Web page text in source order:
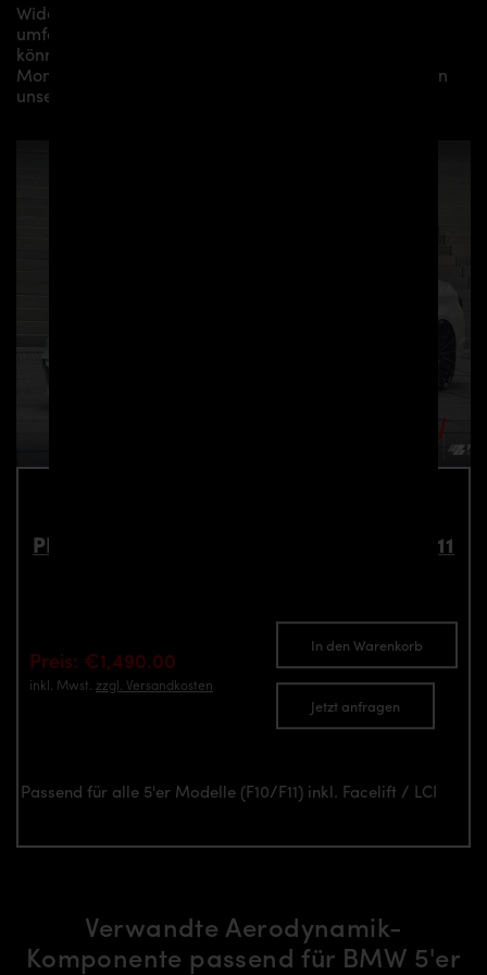
Widebodykit können kleine bis hin zu sehr
umfangreichen Montagearbeiten anfallen. Gerne
können wir Ihnen je nach Region eine professionelle
Montage in unserem Haus anbieten oder Sie an einen
unserer Vertriebs- und Montagepartner vermitteln.
PD55X Frontkotflügel für BMW 5’er F10/F11
Preis: €1,490.00
inkl. Mwst. zzgl. Versandkosten
In den Warenkorb
Jetzt anfragen
Passend für alle 5'er Modelle (F10/F11) inkl. Facelift / LCI
Verwandte Aerodynamik-
Komponente passend für BMW 5'er